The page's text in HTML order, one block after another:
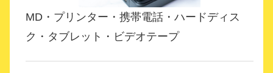
MD・プリンター・携帯電話・ハードディス
ク・タブレット・ビデオテープ